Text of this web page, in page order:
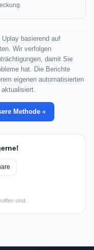
basierend auf
Wir verfolgen
damit Sie
hat. Die Berichte
eigenen automatisierten
Methode
sind.